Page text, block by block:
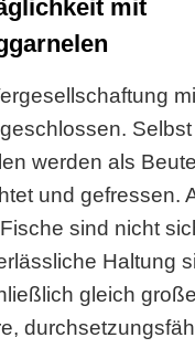
mit
werden als Beute
und gefressen.
sind nicht
Haltung
gleich